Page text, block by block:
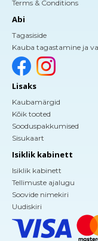
Terms & Conditions
Abi
Tagasiside
Kauba tagastamine ja
Lisaks
Kaubamärgid
Kõik tooted
Sooduspakkumised
Sisukaart
Isiklik kabinett
Isiklik kabinett
Tellimuste ajalugu
Soovide nimekiri
Uudiskiri